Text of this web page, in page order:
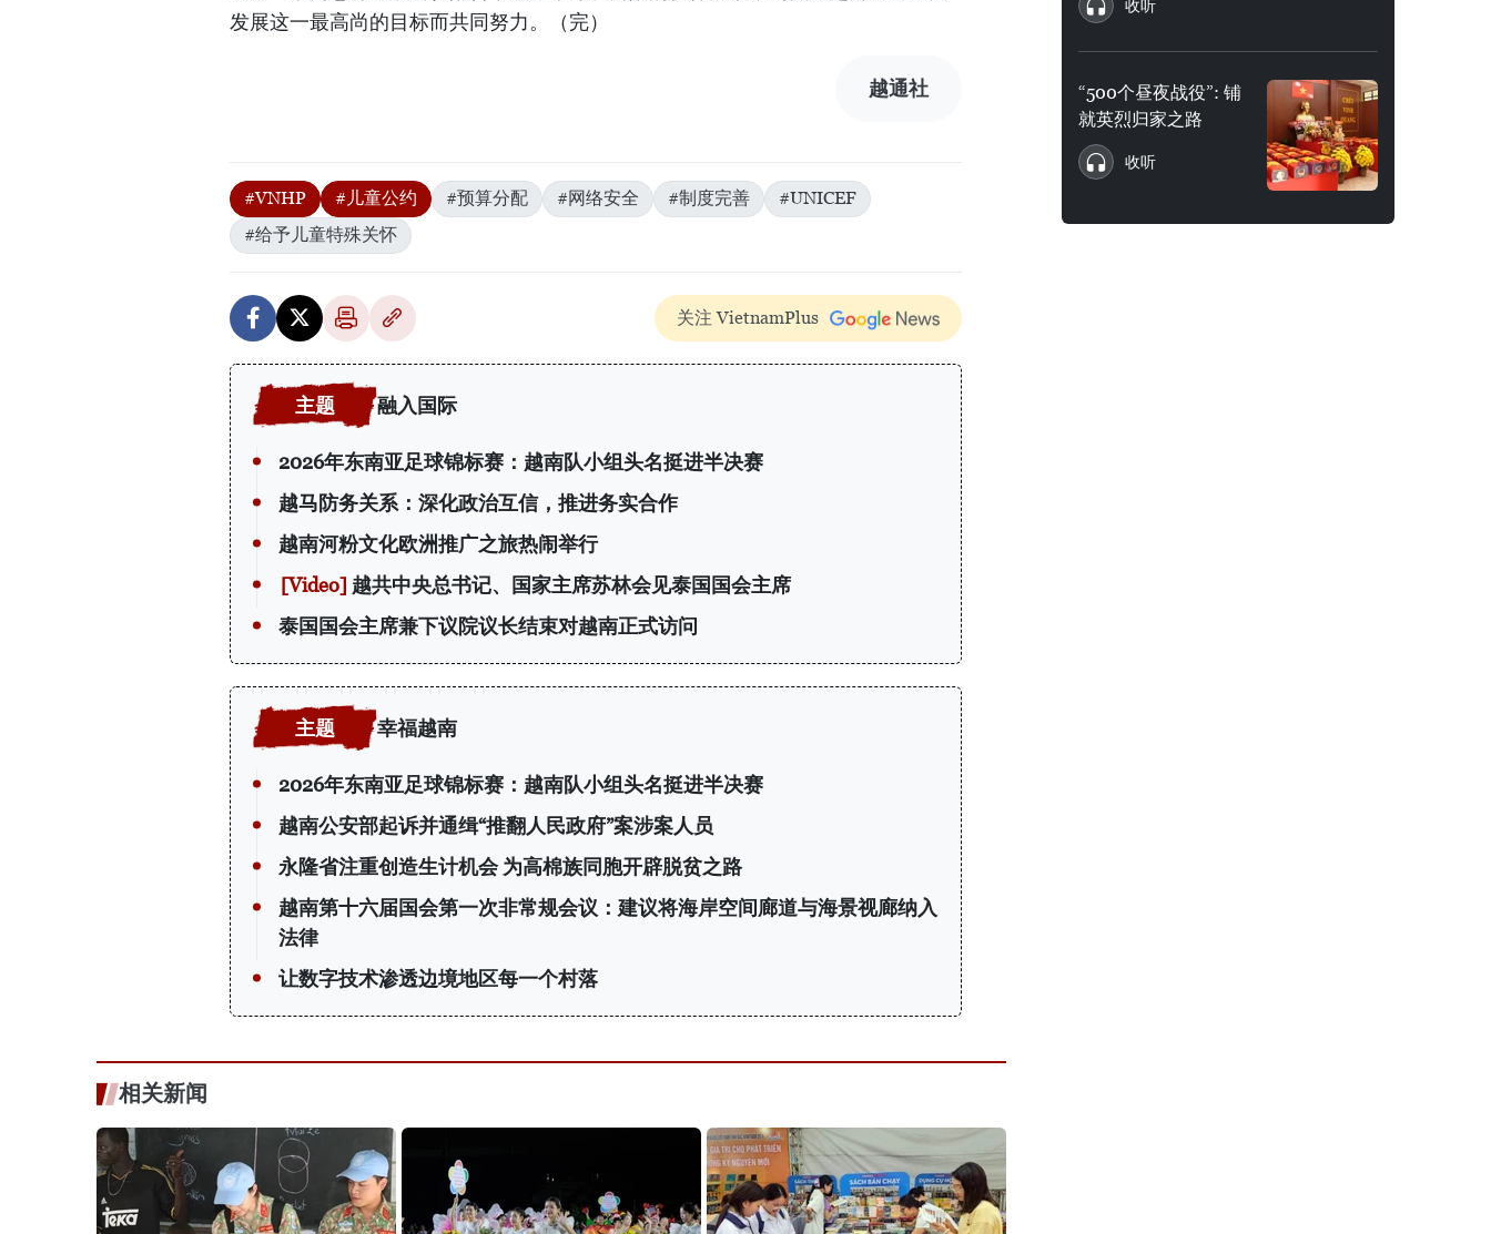
发展这一最高尚的目标而共同努力。（完）
越通社
#VNHP #儿童公约 #预算分配 #网络安全 #制度完善
#UNICEF
#给予儿童特殊关怀
关注 VietnamPlus
融入国际
2026年东南亚足球锦标赛：越南队小组头名挺进半决赛
越马防务关系：深化政治互信，推进务实合作
越南河粉文化欧洲推广之旅热闹举行
越共中央总书记、国家主席苏林会见泰国国会主席
泰国国会主席兼下议院议长结束对越南正式访问
幸福越南
2026年东南亚足球锦标赛：越南队小组头名挺进半决赛
越南公安部起诉并通缉“推翻人民政府”案涉案人员
永隆省注重创造生计机会 为高棉族同胞开辟脱贫之路
越南第十六届国会第一次非常规会议：建议将海岸空间廊道与海景视廊纳入
法律
让数字技术渗透边境地区每一个村落
相关新闻
收听
“500个昼夜战役”: 铺
就英烈归家之路
收听